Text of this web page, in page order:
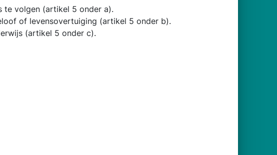
te volgen (artikel 5 onder a).
of levensovertuiging (artikel 5 onder b).
(artikel 5 onder c).